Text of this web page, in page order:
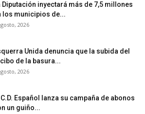
Diputación inyectará más de 7,5 millones
los municipios de...
2026
Unida denuncia que la subida del
de la basura...
2026
C.D. Español lanza su campaña de abonos
un guiño...